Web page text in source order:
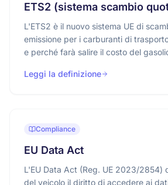
ETS2 (sistema scambio
L'ETS2 è il nuovo sistema UE di
emissione per i carburanti di
e perché farà salire il costo del
Leggi la definizione
Compliance
EU Data Act
L'EU Data Act (Reg. UE 2023/2854)
del veicolo il diritto di accedere ai